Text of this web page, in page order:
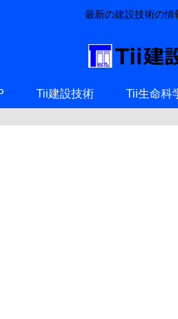
最新の建設技術の情
Tii建設技術 Tii生命科